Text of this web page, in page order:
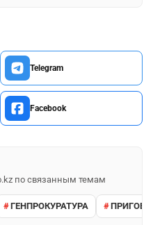
Telegram
Facebook
по связанным темам
ГЕНПРОКУРАТУРА